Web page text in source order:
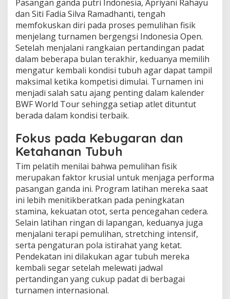
Pasangan ganda putri Indonesia, Apriyani Rahayu
dan Siti Fadia Silva Ramadhanti, tengah
memfokuskan diri pada proses pemulihan fisik
menjelang turnamen bergengsi Indonesia Open.
Setelah menjalani rangkaian pertandingan padat
dalam beberapa bulan terakhir, keduanya memilih
mengatur kembali kondisi tubuh agar dapat tampil
maksimal ketika kompetisi dimulai. Turnamen ini
menjadi salah satu ajang penting dalam kalender
BWF World Tour sehingga setiap atlet dituntut
berada dalam kondisi terbaik.
Fokus pada Kebugaran dan
Ketahanan Tubuh
Tim pelatih menilai bahwa pemulihan fisik
merupakan faktor krusial untuk menjaga performa
pasangan ganda ini. Program latihan mereka saat
ini lebih menitikberatkan pada peningkatan
stamina, kekuatan otot, serta pencegahan cedera.
Selain latihan ringan di lapangan, keduanya juga
menjalani terapi pemulihan, stretching intensif,
serta pengaturan pola istirahat yang ketat.
Pendekatan ini dilakukan agar tubuh mereka
kembali segar setelah melewati jadwal
pertandingan yang cukup padat di berbagai
turnamen internasional.